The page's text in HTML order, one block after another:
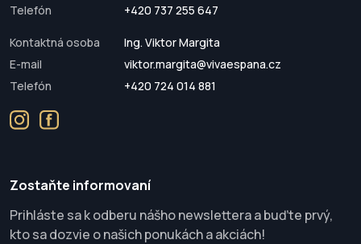
Telefón
+420 737 255 647
Kontaktná osoba
Ing. Viktor Margita
E-mail
viktor.margita@vivaespana.cz
Telefón
+420 724 014 881
Zostaňte informovaní
Prihláste sa k odberu nášho newslettera a buďte prvý,
kto sa dozvie o našich ponukách a akciách!